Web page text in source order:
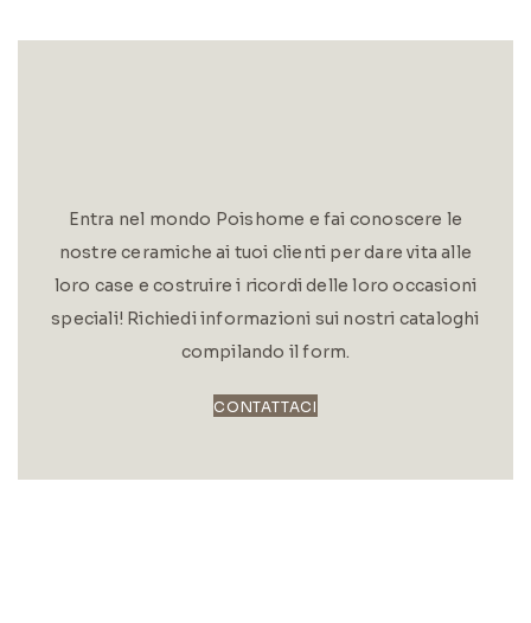
Entra nel mondo Poishome e fai conoscere le
nostre ceramiche ai tuoi clienti per dare vita alle
loro case e costruire i ricordi delle loro occasioni
speciali! Richiedi informazioni sui nostri cataloghi
compilando il form.
CONTATTACI